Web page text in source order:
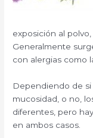
exposición al
Generalmente
con alergias como
Dependiendo de
mucosidad, o no,
diferentes, pero
en ambos casos.